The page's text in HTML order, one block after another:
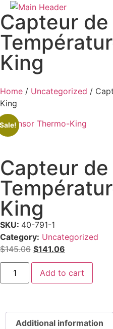
Capteur de
King
Home / Uncategorized /
King
Capteur de
King
SKU: 40-791-1
Category: Uncategorized
$145.06 $141.06
Add to cart
Additional information